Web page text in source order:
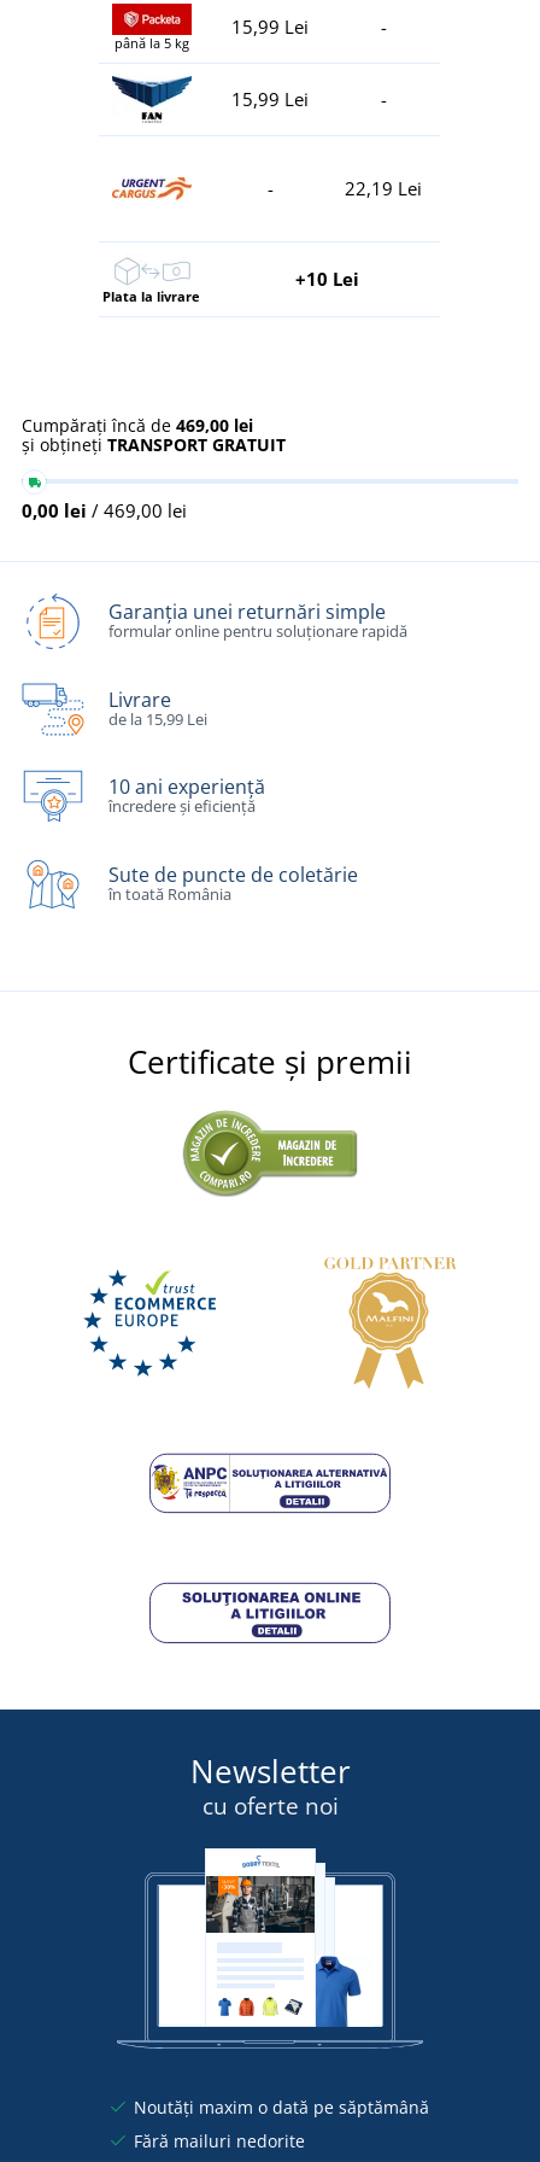
până la 5 kg
15,99 Lei -
15,99 Lei -
- 22,19 Lei
Plata la livrare
+10 Lei
Cumpărați încă de 469,00 lei
și obțineți TRANSPORT GRATUIT
0,00 lei / 469,00 lei
Garanția unei returnări simple
formular online pentru soluționare rapidă
Livrare
de la 15,99 Lei
10 ani experiență
încredere și eficiență
Sute de puncte de coletărie
în toată România
Certificate și premii
Newsletter
cu oferte noi
Noutăți maxim o dată pe săptămână
Fără mailuri nedorite